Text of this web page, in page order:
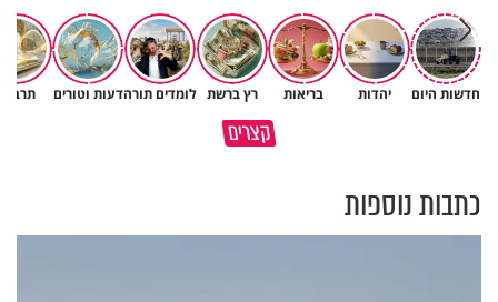
חדשות היום יהדות בריאות רץ ברשת לומדים תורהדעות וטורים
קצרים
כתבות נוספות